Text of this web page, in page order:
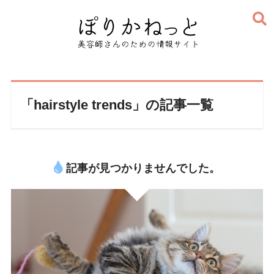
「hairstyle trends」の記事一覧
記事が見つかりませんでした。